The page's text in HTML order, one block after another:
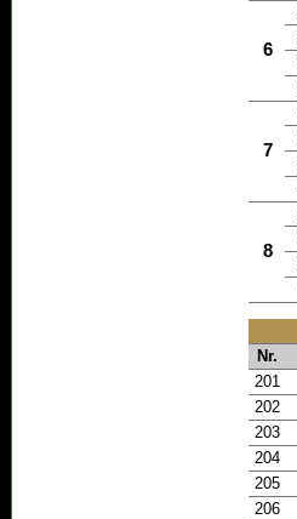
6
7
8
Nr.
201
202
203
204
205
206